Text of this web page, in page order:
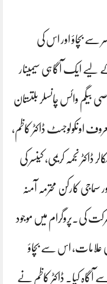
سے بچاؤ اور اس کی
ایک آگاہی سیمینار
بیگم وائس چانسلر بلتستان
اونکولوجسٹ ڈاکٹر کاظم،
ڈاکٹر نجمہ کریمی، کینسر کی
کارکن محترمہ آمنہ
کی۔پروگرام میں موجود
علامات، اس سے بچاؤ
کیا۔ ڈاکٹر کاظم نے